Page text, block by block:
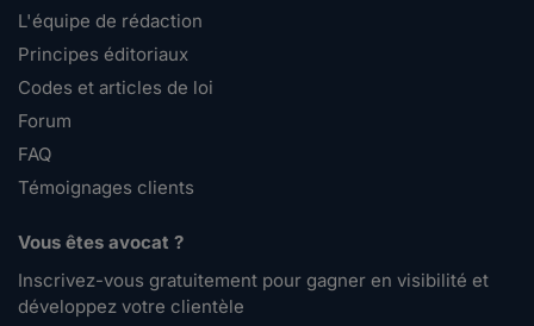
L'équipe de rédaction
Principes éditoriaux
Codes et articles de loi
Forum
FAQ
Témoignages clients
Vous êtes avocat ?
Inscrivez-vous gratuitement pour gagner en visibilité et
développez votre clientèle